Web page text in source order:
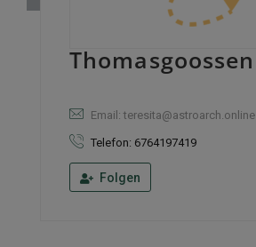
Thomasgoossen
Email: teresita@astroarch.online
Telefon: 6764197419
Folgen